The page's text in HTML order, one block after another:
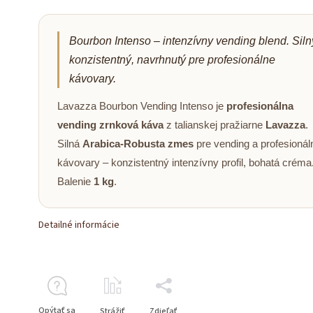
Bourbon Intenso – intenzívny vending blend.
konzistentný, navrhnutý pre profesionálne
kávovary.
Lavazza Bourbon Vending Intenso je profesionálna
vending zrnková kávaz talianskej pražiarne Lavazza.
Silná Arabica-Robusta zmes pre vending a
kávovary – konzistentný intenzívny profil, bohatá créma.
Balenie 1 kg.
Detailné informácie
Opýtať sa